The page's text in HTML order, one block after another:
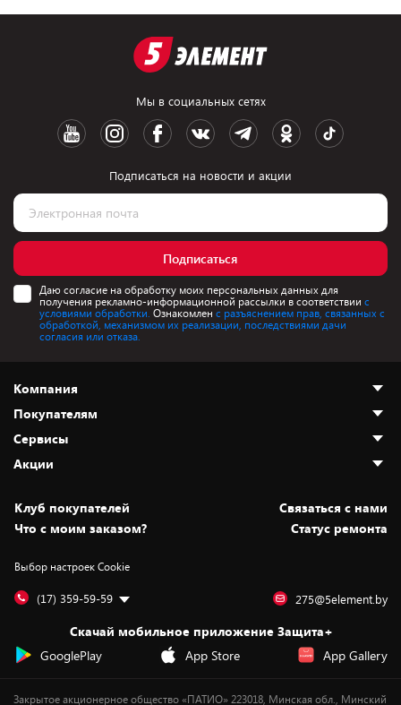
Мы в социальных сетях
Подписаться на новости и акции
Подписаться
Даю согласие на обработку моих персональных данных для
получения рекламно-информационной рассылки в соответствии с
условиями обработки. Ознакомлен с разъяснением прав, связанных с
обработкой, механизмом их реализации, последствиями дачи
согласия или отказа.
Компания
О нас
Адреса магазинов
Новости
Статьи и обзоры
Вакансии
Дай пять добру!
Покупателям
Как сделать заказ
Оплата и доставка
Безналичный расчёт
Обмен и возврат товара
Обработка персональных данных
Подарочные карты
Сервисы
Установка техники
Для игровых консолей
Для мобильных устройств
Для компьютеров
Сервисные центры
Акции
Скидки и промокоды
Белорусские товары
Бонусы
Оплата частями
Новинки
Клуб покупателей
Cвязаться с нами
Что с моим заказом?
Статус ремонта
Выбор настроек Cookie
(17) 359-59-59 275@5element.by
Скачай мобильное приложение Защита+
GooglePlay
App Store App Gallery
Закрытое акционерное общество «ПАТИО» 223018, Минская обл., Минский